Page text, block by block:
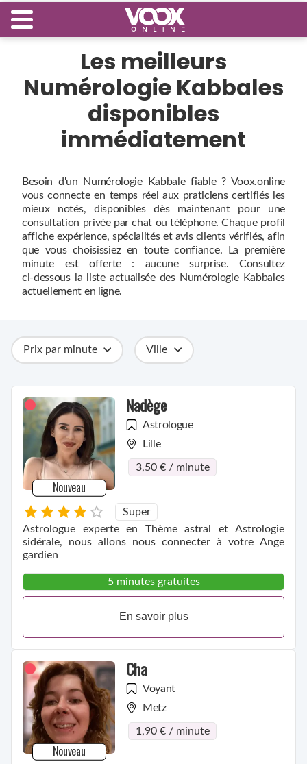
Les meilleurs
Numérologie Kabbales
disponibles
immédiatement
Besoin d'un Numérologie Kabbale fiable ? Voox.online
vous connecte en temps réel aux praticiens certifiés les
mieux notés, disponibles dès maintenant pour une
consultation privée par chat ou téléphone. Chaque profil
affiche expérience, spécialités et avis clients vérifiés, afin
que vous choisissiez en toute confiance. La première
minute est offerte : aucune surprise. Consultez
ci‑dessous la liste actualisée des Numérologie Kabbales
actuellement en ligne.
Prix par minute
Catégories
Métiers
Compétences
Ville
Nouveau
Nadège
Astrologue
Lille
3,50 € / minute
Super
Astrologue experte en Thème astral et Astrologie
sidérale, nous allons nous connecter à votre Ange
gardien
5 minutes gratuites
En savoir plus
Nouveau
Cha
Voyant
Metz
1,90 € / minute